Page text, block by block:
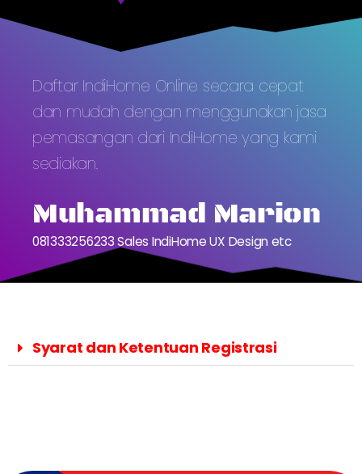
Daftar IndiHome Online secara cepat
dan mudah dengan menggunakan jasa
pemasangan dari IndiHome yang kami
sediakan.
Muhammad Marion
081333256233 Sales IndiHome UX Design etc
Syarat dan Ketentuan Registrasi